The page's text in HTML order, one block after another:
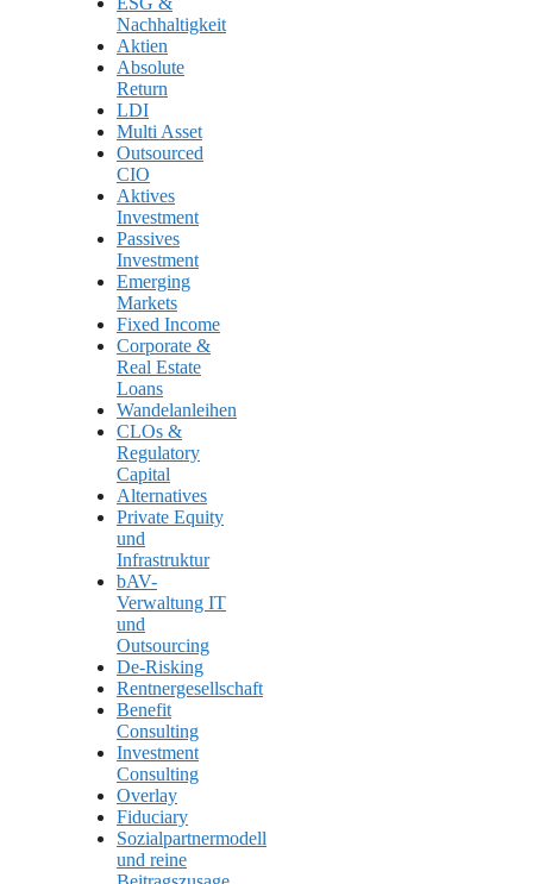
Nachhaltigkeit
Aktien
Absolute
Return
LDI
Multi Asset
Outsourced
CIO
Aktives
Investment
Passives
Investment
Emerging
Markets
Fixed Income
Corporate &
Real Estate
Loans
Wandelanleihen
CLOs &
Regulatory
Capital
Alternatives
Private Equity
und
Infrastruktur
bAV-
Verwaltung IT
und
Outsourcing
De-Risking
Rentnergesellschaft
Benefit
Consulting
Investment
Consulting
Overlay
Fiduciary
Sozialpartnermodell
und reine